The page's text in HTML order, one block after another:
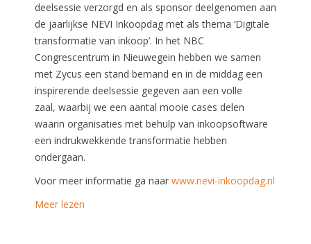
deelsessie verzorgd en als sponsor deelgenomen aan
de jaarlijkse NEVI Inkoopdag met als thema ‘Digitale
transformatie van inkoop’. In het NBC
Congrescentrum in Nieuwegein hebben we samen
met Zycus een stand bemand en in de middag een
inspirerende deelsessie gegeven aan een volle
zaal, waarbij we een aantal mooie cases delen
waarin organisaties met behulp van inkoopsoftware
een indrukwekkende transformatie hebben
ondergaan.
Voor meer informatie ga naar www.nevi-inkoopdag.nl
Meer lezen